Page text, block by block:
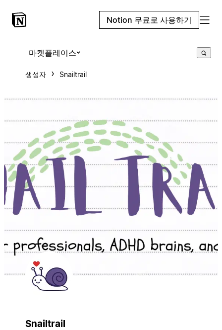
Notion 무료로 사용하기
마켓플레이스
생성자 Snailtrail
Snailtrail